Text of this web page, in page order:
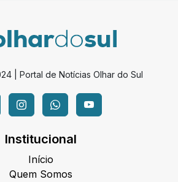
| Portal de Notícias Olhar do Sul
Institucional
Início
Quem Somos